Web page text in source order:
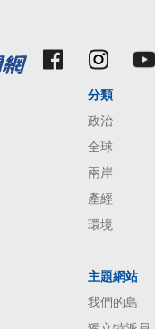
分類
政治
全球
兩岸
產經
環境
主題網站
我們的島